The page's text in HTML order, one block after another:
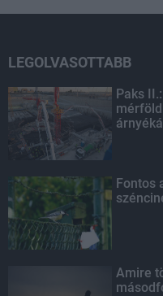
LEGOLVASOTTABB
Paks
Fontos
Amire